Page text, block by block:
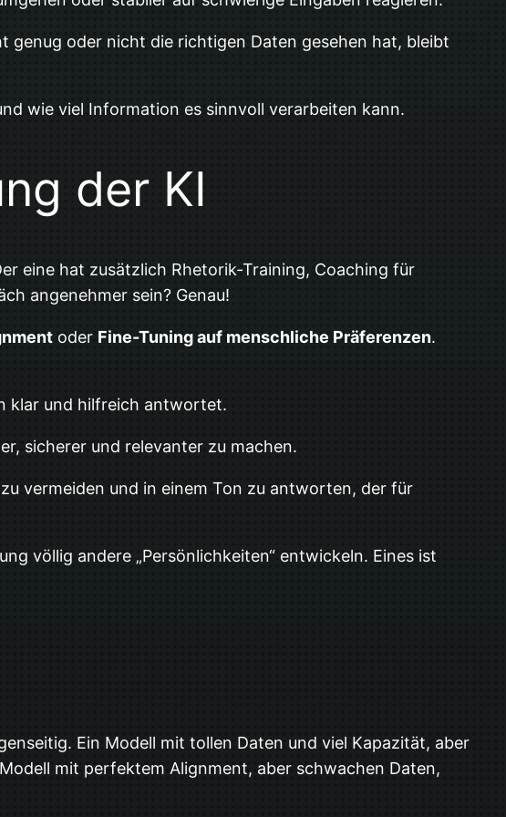
genug oder nicht die richtigen Daten gesehen hat, bleibt
wie viel Information es sinnvoll verarbeiten kann.
der KI
eine hat zusätzlich Rhetorik-Training, Coaching für
angenehmer sein? Genau!
oder Fine-Tuning auf menschliche Präferenzen.
klar und hilfreich antwortet.
sicherer und relevanter zu machen.
vermeiden und in einem Ton zu antworten, der für
völlig andere „Persönlichkeiten“ entwickeln. Eines ist
Ein Modell mit tollen Daten und viel Kapazität, aber
mit perfektem Alignment, aber schwachen Daten,